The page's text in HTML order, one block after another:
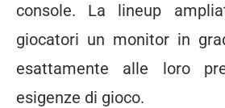
console. La lineup
giocatori un monitor in
esattamente alle loro
esigenze di gioco.